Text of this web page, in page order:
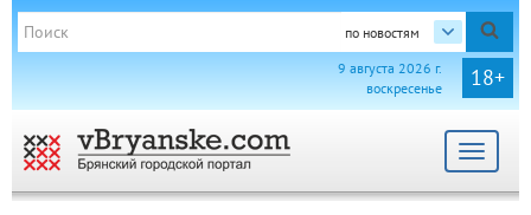
по новостям
18+
9 августа 2026 г.
воскресенье
Toggle